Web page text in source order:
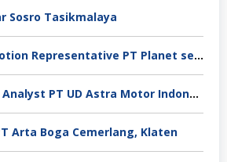
Sosro Tasikmalaya
Sales Promotion Representative PT Planet selancar Mandiri, Pontianak
Parts Sales Analyst PT UD Astra Motor Indonesia, Jakarta Utara
Arta Boga Cemerlang, Klaten